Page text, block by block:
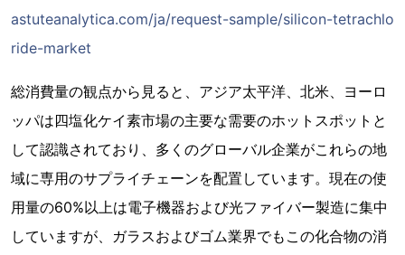
astuteanalytica.com/ja/request-sample/silicon-tetrachlo
ride-market
総消費量の観点から見ると、アジア太平洋、北米、ヨーロ
ッパは四塩化ケイ素市場の主要な需要のホットスポットと
して認識されており、多くのグローバル企業がこれらの地
域に専用のサプライチェーンを配置しています。現在の使
用量の60%以上は電子機器および光ファイバー製造に集中
していますが、ガラスおよびゴム業界でもこの化合物の消